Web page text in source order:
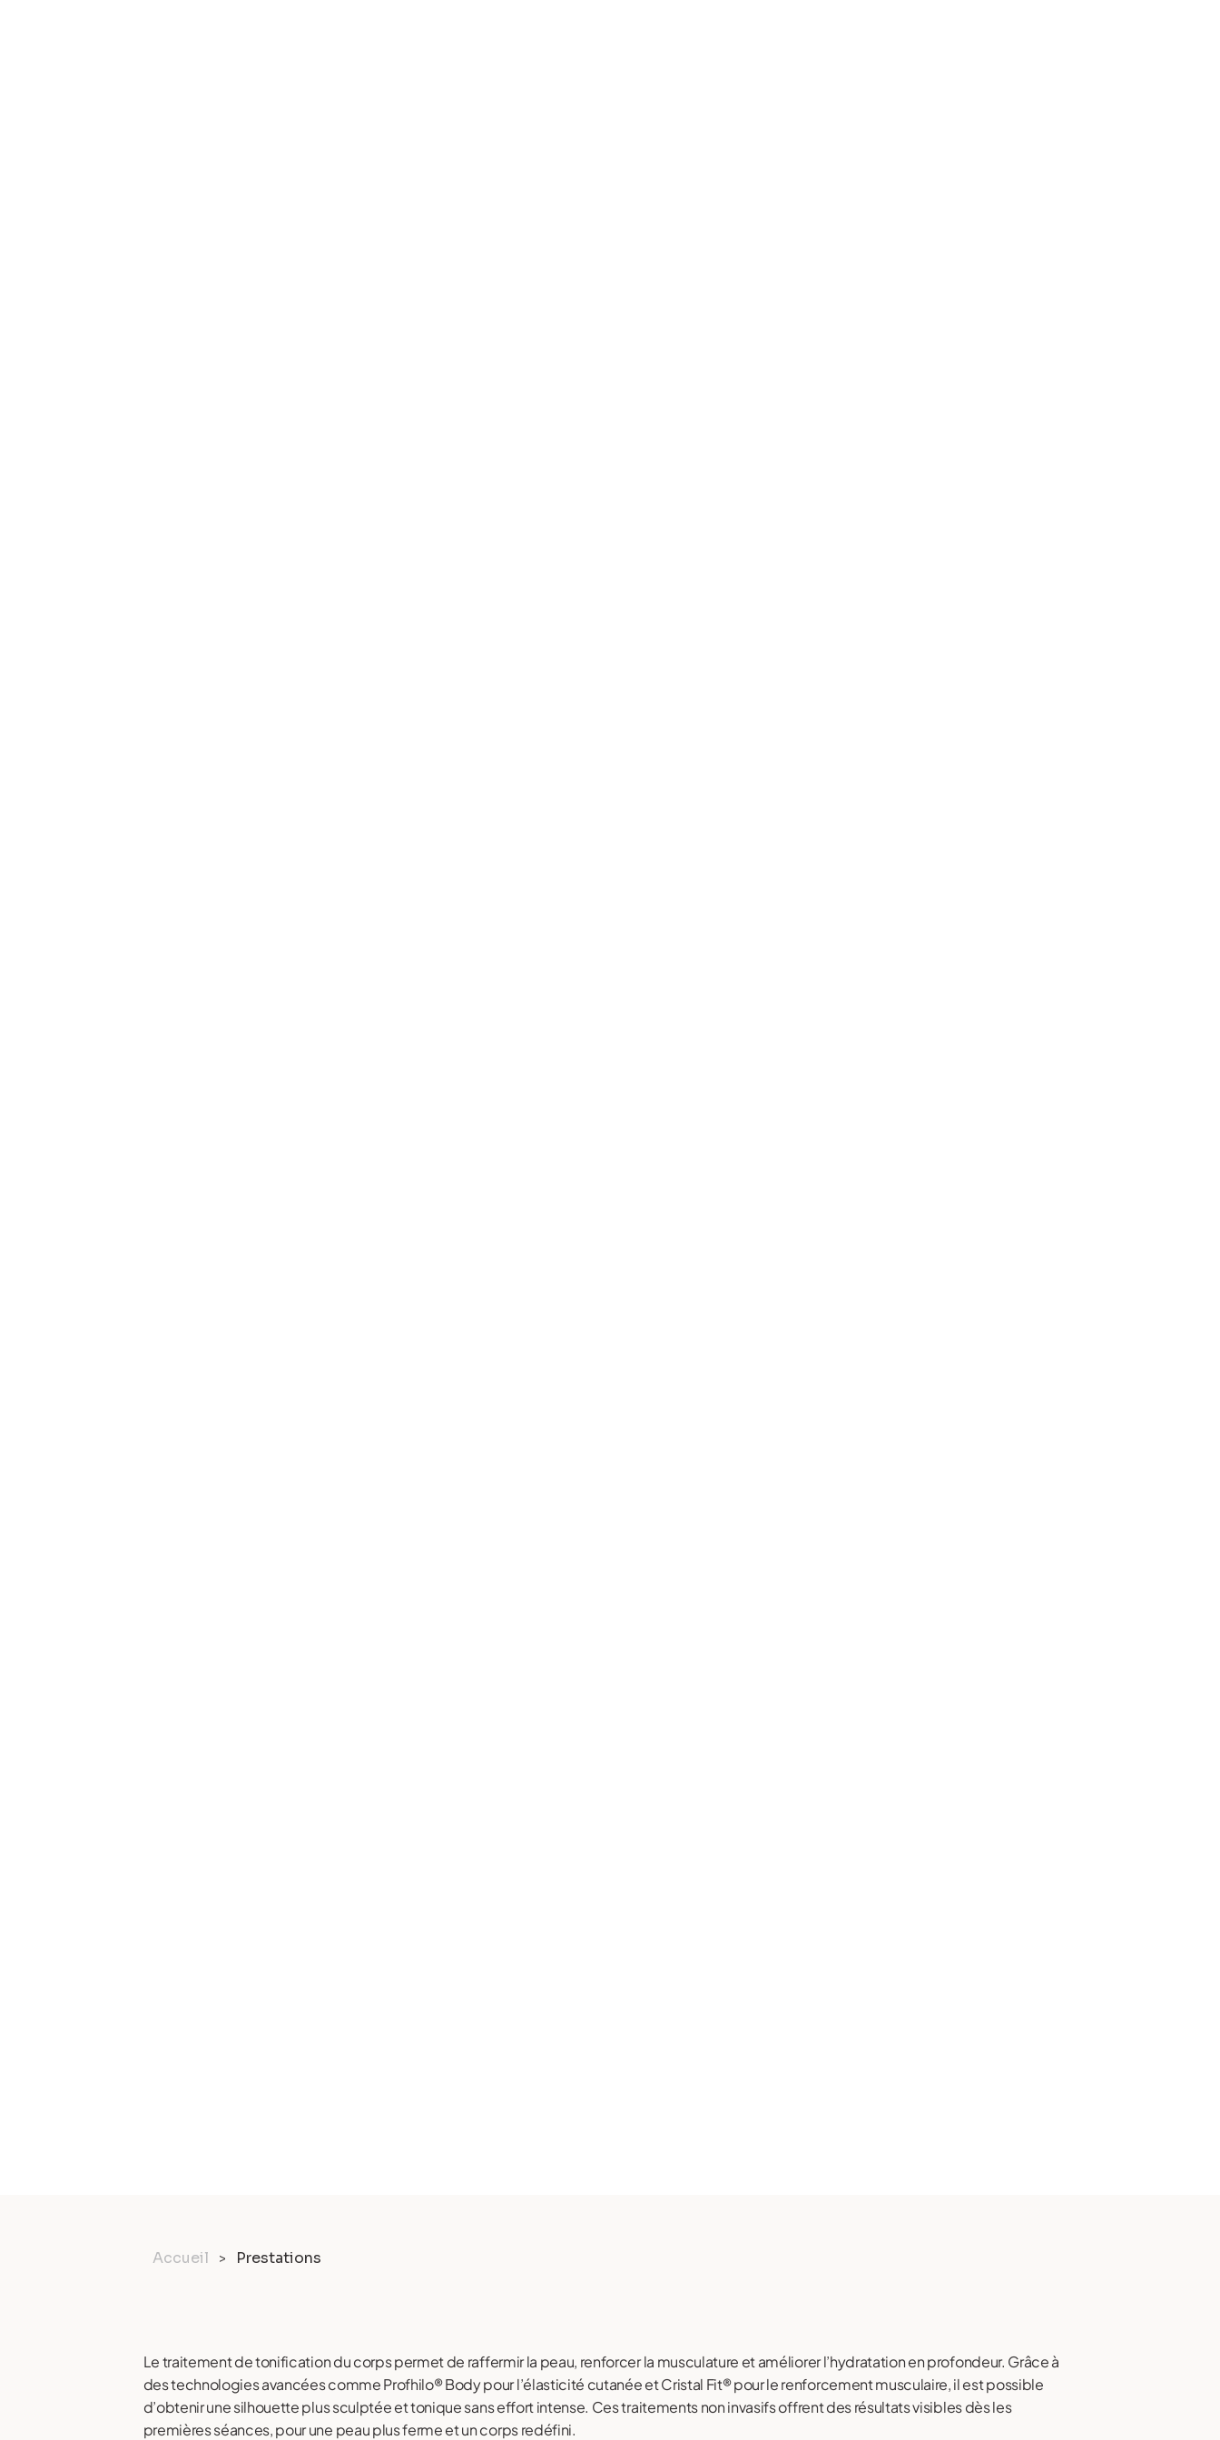
Accueil > Prestations
Le traitement de tonification du corps permet de raffermir la peau, renforcer la musculature et améliorer l’hydratation en profondeur. Grâce à
des technologies avancées comme Profhilo® Body pour l’élasticité cutanée et Cristal Fit® pour le renforcement musculaire, il est possible
d’obtenir une silhouette plus sculptée et tonique sans effort intense. Ces traitements non invasifs offrent des résultats visibles dès les
premières séances, pour une peau plus ferme et un corps redéfini.